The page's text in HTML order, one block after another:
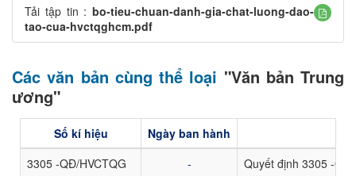
Tải tập tin : bo-tieu-chuan-danh-gia-chat-luong-dao-
tao-cua-hvctqghcm.pdf
Các văn bản cùng thể loại "Văn bản Trung
ương"
Số kí hiệu
Ngày ban hành
3305 -QĐ/HVCTQG
-
Quyết định 3305 -